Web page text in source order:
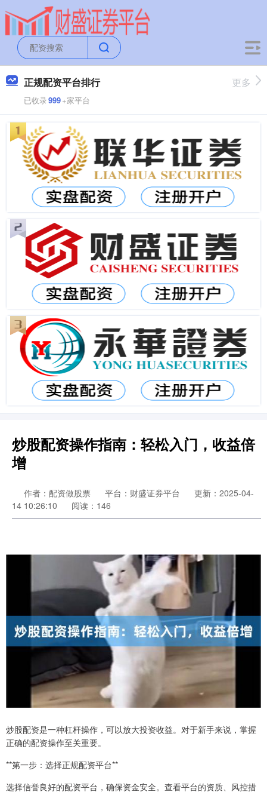
正规配资平台排行
已收录999+家平台
更多
炒股配资操作指南：轻松入门，收益倍
增
作者：配资做股票 平台：财盛证券平台
更新：2025-04-
14 10:26:10
阅读：146
炒股配资是一种杠杆操作，可以放大投资收益。对于新手来说，掌握
正确的配资操作至关重要。
**第一步：选择正规配资平台**
选择信誉良好的配资平台，确保资金安全。查看平台的资质、风控措